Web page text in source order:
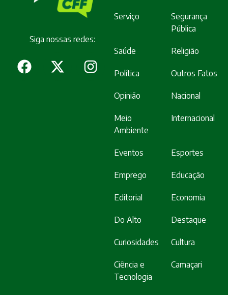
Siga nossas redes:
Serviço
Segurança
Pública
Saúde Religião
Política Outros Fatos
Opinião Nacional
Meio
Ambiente
Internacional
Eventos Esportes
Emprego Educação
Editorial Economia
Do Alto Destaque
Curiosidades Cultura
Ciência e
Tecnologia
Camaçari